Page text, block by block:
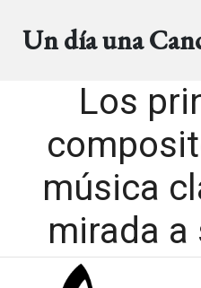
Un día una
Los
música
mirada a